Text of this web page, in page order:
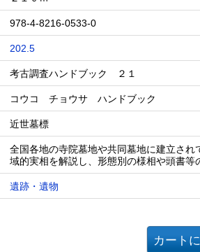
978-4-8216-0533-0
202.5
考古調査ハンドブック ２１
コウコ チョウサ ハンドブック
近世墓標
全国各地の寺院墓地や共同墓地に建立さ
域的実相を解説し、形態別の様相や頭書
遺跡・遺物